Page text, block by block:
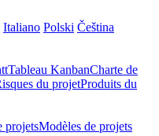
Italiano Polski Čeština
Tableau KanbanCharte de
du projetProduits du
projetsModèles de projets